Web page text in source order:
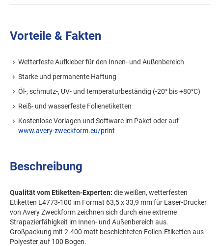
Vorteile & Fakten
Wetterfeste Aufkleber für den Innen- und Außenbereich
Starke und permanente Haftung
Öl-, schmutz-, UV- und temperaturbeständig (-20° bis +80°C)
Reiß- und wasserfeste Folienetiketten
Kostenlose Vorlagen und Software im Paket oder auf
www.avery-zweckform.eu/print
Beschreibung
Qualität vom Etiketten-Experten: die weißen, wetterfesten
Etiketten L4773-100 im Format 63,5 x 33,9 mm für Laser-Drucker
von Avery Zweckform zeichnen sich durch eine extreme
Strapazierfähigkeit im Innen- und Außenbereich aus.
Großpackung mit 2.400 matt beschichteten Folien-Etiketten aus
Polyester auf 100 Bogen.